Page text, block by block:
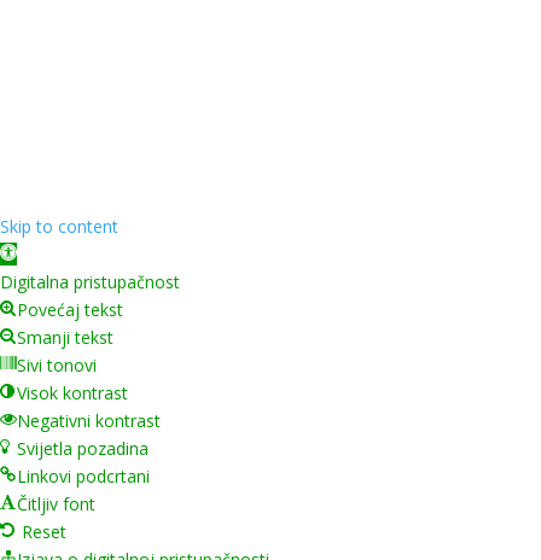
Skip to content
Open toolbar
Digitalna pristupačnost
Povećaj tekst
Smanji tekst
Sivi tonovi
Visok kontrast
Negativni kontrast
Svijetla pozadina
Linkovi podcrtani
Čitljiv font
Reset